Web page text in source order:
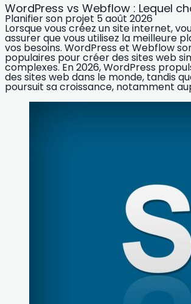
WordPress vs Webflow : Lequel
Planifier son projet 5 août 2026
Lorsque vous créez un site internet,
assurer que vous utilisez la meilleure
vos besoins. WordPress et Webflow
populaires pour créer des sites web
complexes. En 2026, WordPress
des sites web dans le monde, tandis
poursuit sa croissance, notamment